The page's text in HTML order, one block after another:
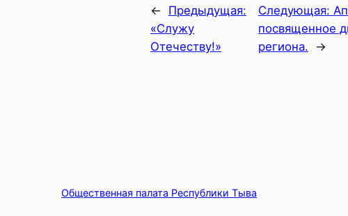
←
Предыдущая:
«Служу
Отечеству!»
Следующая:
посвященное
региона.
→
Общественная палата Республики Тыва